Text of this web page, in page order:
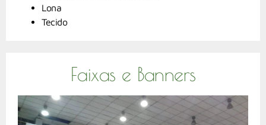
Lona
Tecido
Faixas e Banners